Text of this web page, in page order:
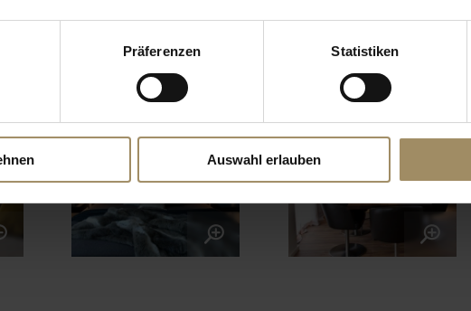
Präferenzen Statistiken
Auswahl erlauben